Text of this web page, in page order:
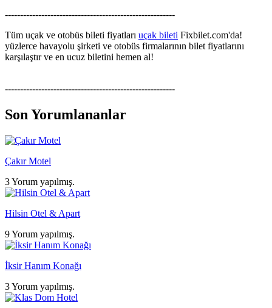
--------------------------------------------------------
Tüm uçak ve otobüs bileti fiyatları uçak bileti Fixbilet.com'da!
yüzlerce havayolu şirketi ve otobüs firmalarının bilet fiyatlarını
karşılaştır ve en ucuz biletini hemen al!
--------------------------------------------------------
Son Yorumlananlar
Çakır Motel
3 Yorum yapılmış.
Hilsin Otel & Apart
9 Yorum yapılmış.
İksir Hanım Konağı
3 Yorum yapılmış.